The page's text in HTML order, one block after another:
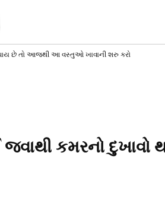
FITNESS
છે તો આજથી આ વસ્તુઓ ખાવાની શરુ કરો
કમરનો